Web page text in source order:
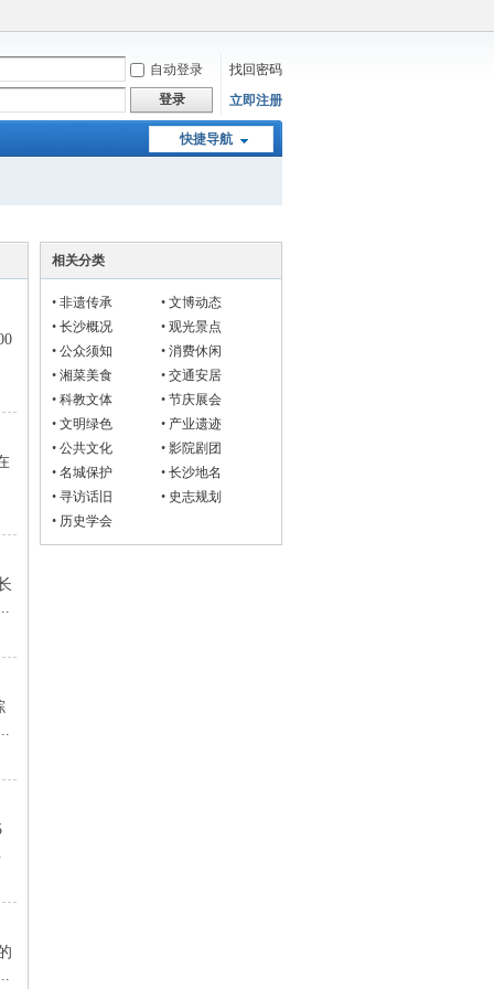
自动登录
找回密码
登录 立即注册
快捷导航
相关分类
• 非遗传承 • 文博动态
• 长沙概况 • 观光景点
• 公众须知 • 消费休闲
• 湘菜美食 • 交通安居
• 科教文体 • 节庆展会
• 文明绿色 • 产业遗迹
• 公共文化 • 影院剧团
• 名城保护 • 长沙地名
• 寻访话旧 • 史志规划
• 历史学会